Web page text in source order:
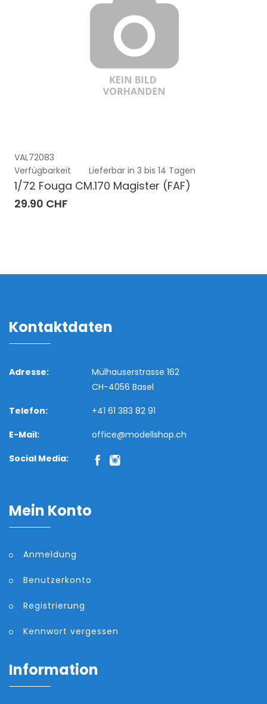
VAL72083
Verfügbarkeit
Lieferbar in 3 bis 14 Tagen
1/72 Fouga CM.170 Magister (FAF)
29.90 CHF
Kontaktdaten
Adresse:
Mülhauserstrasse 162
CH-4056 Basel
Telefon:
+41 61 383 82 91
E-Mail:
office@modellshop.ch
Social Media:
Mein Konto
Anmeldung
Benutzerkonto
Registrierung
Kennwort vergessen
Information